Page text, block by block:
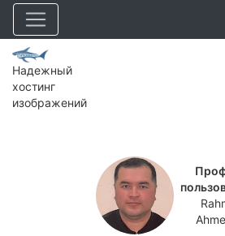
Надежный
хостинг
изображений